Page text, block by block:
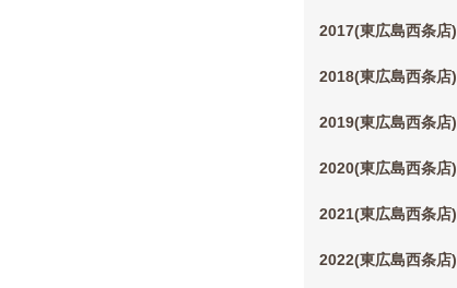
2017(東広島西条店)
2018(東広島西条店)
2019(東広島西条店)
2020(東広島西条店)
2021(東広島西条店)
2022(東広島西条店)